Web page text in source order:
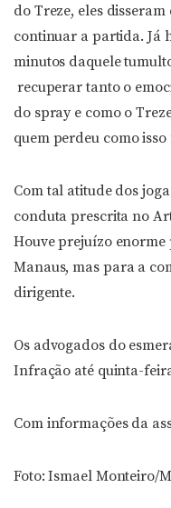
do Treze, eles
continuar a partida. Já
minutos daquele
recuperar tanto o
do spray e como o
quem perdeu como isso
Com tal atitude dos
conduta prescrita no Art
Houve prejuízo enorme
Manaus, mas para a
dirigente.
Os advogados do
Infração até quinta-feira
Com informações da
Foto: Ismael Monteiro/